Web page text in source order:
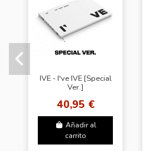
IVE - I've IVE [Special
Ver.]
40,95 €
Añadir al
carrito